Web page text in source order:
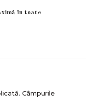
în toate
Câmpurile